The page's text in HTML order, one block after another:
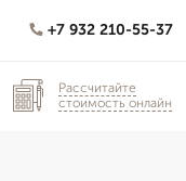
+7 932 210-55-37
Рассчитайте
стоимость онлайн